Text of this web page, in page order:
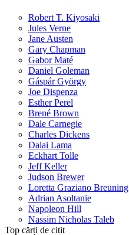
Robert T. Kiyosaki
Jules Verne
Jane Austen
Gary Chapman
Gabor Maté
Daniel Goleman
Gáspár György
Joe Dispenza
Esther Perel
Brené Brown
Dale Carnegie
Charles Dickens
Dalai Lama
Eckhart Tolle
Jeff Keller
Judson Brewer
Loretta Graziano Breuning
Adrian Asoltanie
Napoleon Hill
Nassim Nicholas Taleb
Top cărți de citit